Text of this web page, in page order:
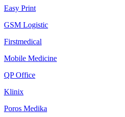
Easy Print
GSM Logistic
Firstmedical
Mobile Medicine
QP Office
Klinix
Poros Medika